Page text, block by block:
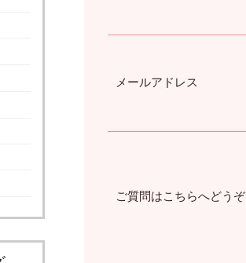
メールアドレス
ご質問はこちらへどうぞ